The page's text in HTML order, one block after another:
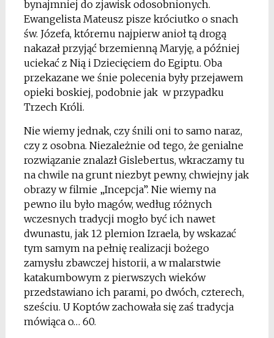
bynajmniej do zjawisk odosobnionych.
Ewangelista Mateusz pisze króciutko o snach
św. Józefa, któremu najpierw anioł tą drogą
nakazał przyjąć brzemienną Maryję, a później
uciekać z Nią i Dziecięciem do Egiptu. Oba
przekazane we śnie polecenia były przejawem
opieki boskiej, podobnie jak w przypadku
Trzech Króli.
Nie wiemy jednak, czy śnili oni to samo naraz,
czy z osobna. Niezależnie od tego, że genialne
rozwiązanie znalazł Gislebertus, wkraczamy tu
na chwile na grunt niezbyt pewny, chwiejny jak
obrazy w filmie „Incepcja”. Nie wiemy na
pewno ilu było magów, według różnych
wczesnych tradycji mogło być ich nawet
dwunastu, jak 12 plemion Izraela, by wskazać
tym samym na pełnię realizacji bożego
zamysłu zbawczej historii, a w malarstwie
katakumbowym z pierwszych wieków
przedstawiano ich parami, po dwóch, czterech,
sześciu. U Koptów zachowała się zaś tradycja
mówiąca o… 60.